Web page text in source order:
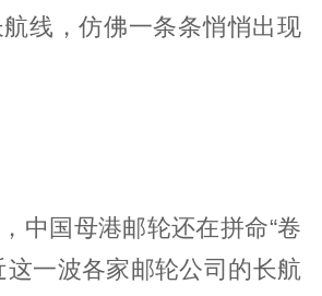
线，仿佛一条条悄悄出现
中国母港邮轮还在拼命“卷
这一波各家邮轮公司的长航